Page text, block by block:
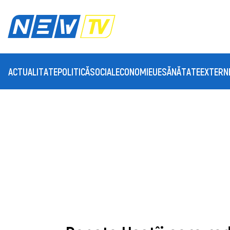
ACTUALITATEPOLITICĂSOCIAL ECONOMIEUESĂNĂTATE